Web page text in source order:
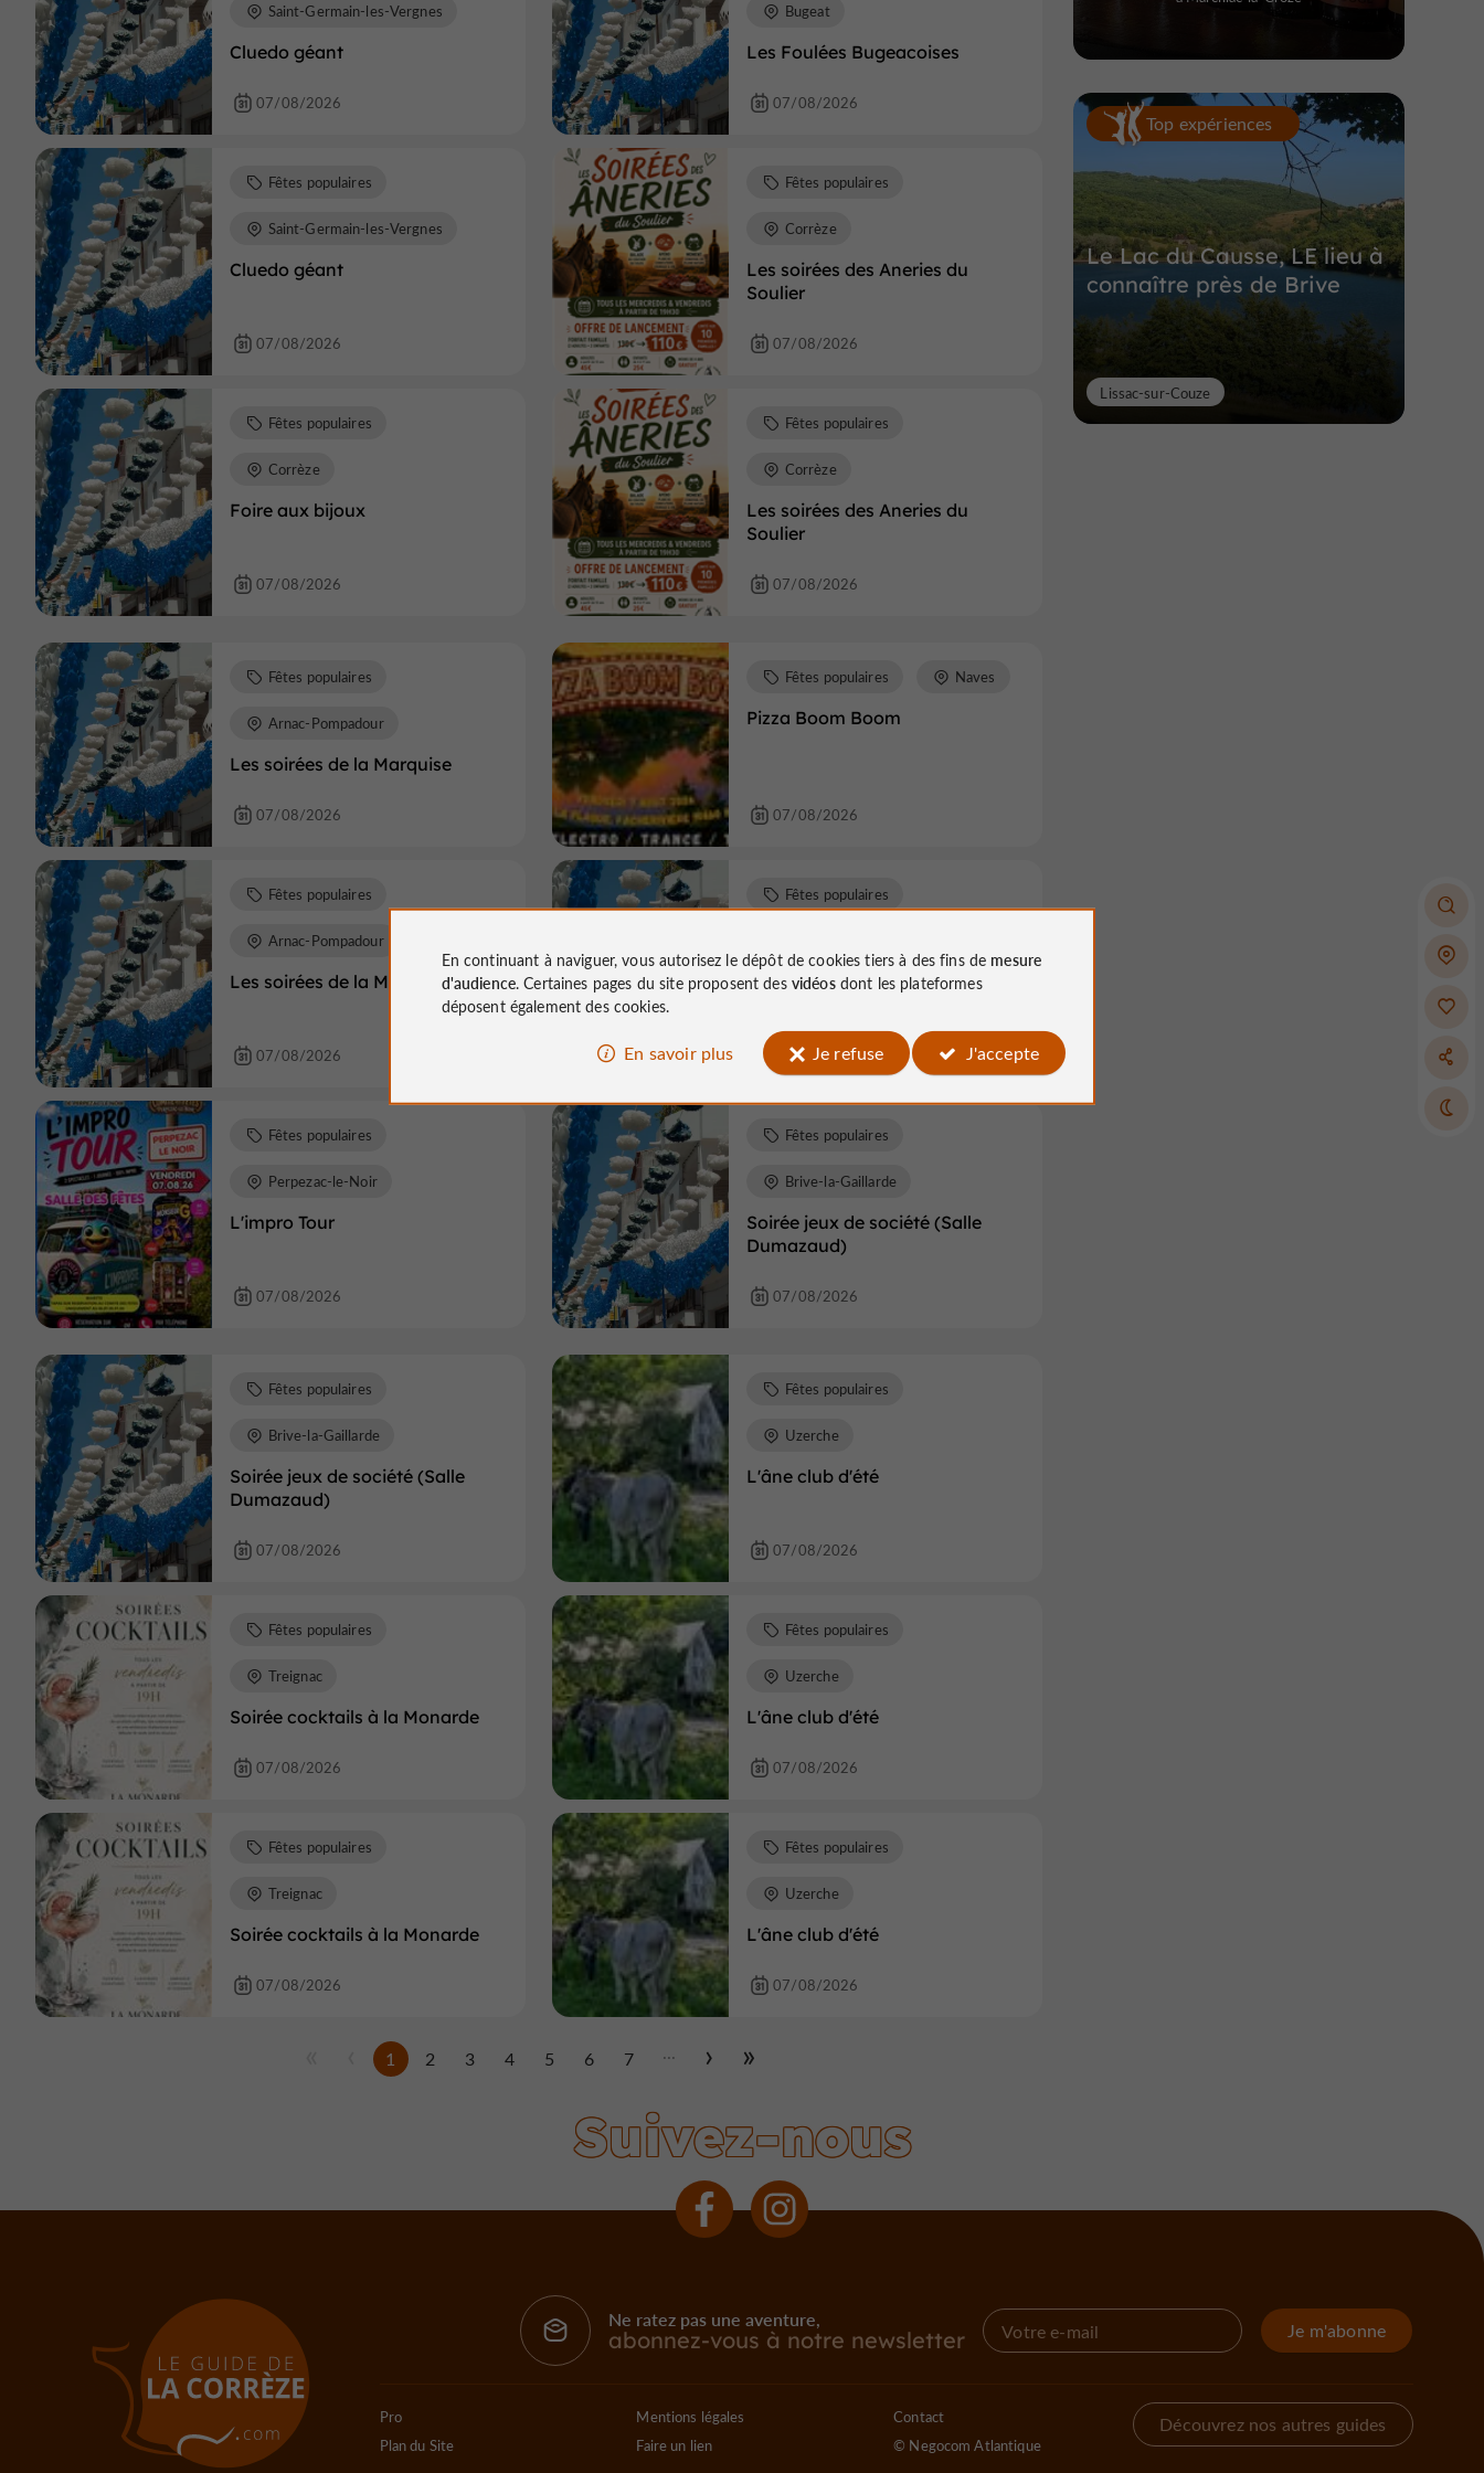
Cluedo géant
Saint-Germain-les-Vergnes
07/08/2026
Les Foulées Bugeacoises
Bugeat
07/08/2026
Cluedo géant
Fêtes populaires
Saint-Germain-les-Vergnes
07/08/2026
Les soirées des Aneries du
Soulier
Fêtes populaires
Corrèze
07/08/2026
Foire aux bijoux
Fêtes populaires
Corrèze
07/08/2026
Les soirées des Aneries du
Soulier
Fêtes populaires
Corrèze
07/08/2026
Les soirées de la Marquise
Fêtes populaires
Arnac-Pompadour
07/08/2026
Pizza Boom Boom
Fêtes populaires Naves
07/08/2026
Les soirées de la Marquise
Fêtes populaires
Arnac-Pompadour
07/08/2026
Soirée jeux de société (Salle
Fêtes populaires
07/08/2026
L'impro Tour
Fêtes populaires
Perpezac-le-Noir
07/08/2026
Soirée jeux de société (Salle
Dumazaud)
Fêtes populaires
Brive-la-Gaillarde
07/08/2026
Soirée jeux de société (Salle
Dumazaud)
Fêtes populaires
Brive-la-Gaillarde
07/08/2026
L'âne club d'été
Fêtes populaires
Uzerche
07/08/2026
Soirée cocktails à la Monarde
Fêtes populaires
Treignac
07/08/2026
L'âne club d'été
Fêtes populaires
Uzerche
07/08/2026
Soirée cocktails à la Monarde
Fêtes populaires
Treignac
07/08/2026
L'âne club d'été
Fêtes populaires
Uzerche
07/08/2026
1 2 3 4 5 6 7 ...
Top expériences
Le Lac du Causse, LE lieu à
connaître près de Brive
Lissac-sur-Couze
Suivez-nous
Ne ratez pas une aventure,
abonnez-vous à notre newsletter Je m'abonne
Pro
Plan du Site
Mentions légales
Faire un lien
Contact
© Negocom Atlantique
Découvrez nos autres guides
En continuant à naviguer, vous autorisez le dépôt de cookies tiers à des fins de mesure
d'audience. Certaines pages du site proposent des vidéosdont les plateformes
déposent également des cookies.
En savoir plus Je refuse J'accepte